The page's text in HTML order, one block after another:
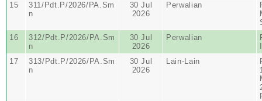
15
311/Pdt.P/2026/PA.Sm
n
30 Jul
2026
Perwalian
16
312/Pdt.P/2026/PA.Sm
n
30 Jul
2026
Perwalian
17
313/Pdt.P/2026/PA.Sm
n
30 Jul
2026
Lain-Lain